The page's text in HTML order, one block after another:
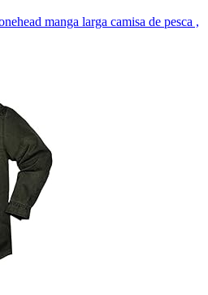
manga larga camisa de pesca ,